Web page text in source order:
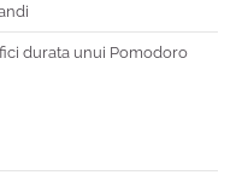
durata unui Pomodoro